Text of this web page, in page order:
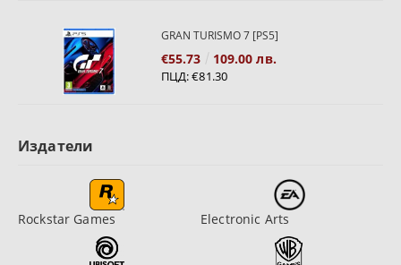
GRAN TURISMO 7 [PS5]
€55.73 109.00 лв.
ПЦД:€81.30
Издатели
Rockstar Games Electronic Arts